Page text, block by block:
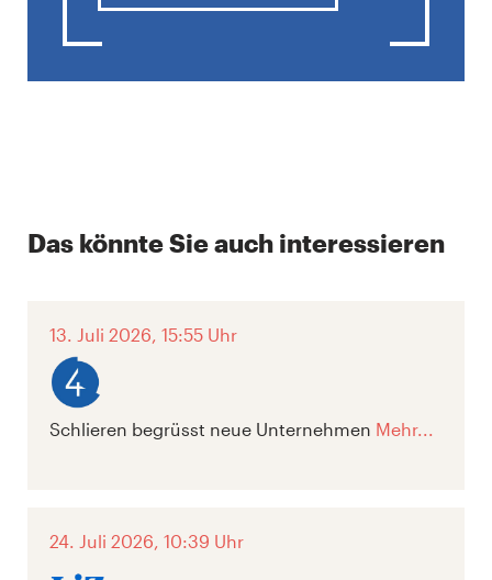
Das könnte Sie auch interessieren
13. Juli 2026, 15:55 Uhr
Schlieren begrüsst neue Unternehmen Mehr...
24. Juli 2026, 10:39 Uhr